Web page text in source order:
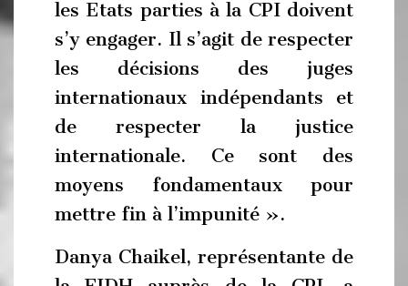
les Etats parties à la CPI doivent
s’y engager. Il s’agit de respecter
les décisions des juges
internationaux indépendants et
de respecter la justice
internationale. Ce sont des
moyens fondamentaux pour
mettre fin à l’impunité ».
Danya Chaikel, représentante de